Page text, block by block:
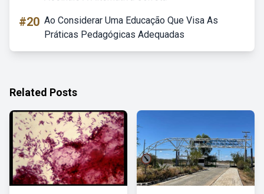
#20 Ao Considerar Uma Educação Que Visa As
Práticas Pedagógicas Adequadas
Related Posts